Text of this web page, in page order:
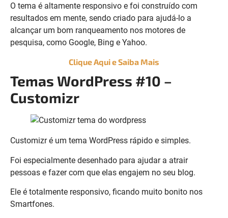
O tema é altamente responsivo e foi construído com
resultados em mente, sendo criado para ajudá-lo a
alcançar um bom ranqueamento nos motores de
pesquisa, como Google, Bing e Yahoo.
Clique Aqui e Saiba Mais
Temas WordPress #10 –
Customizr
Customizr é um tema WordPress rápido e simples.
Foi especialmente desenhado para ajudar a atrair
pessoas e fazer com que elas engajem no seu blog.
Ele é totalmente responsivo, ficando muito bonito nos
Smartfones.